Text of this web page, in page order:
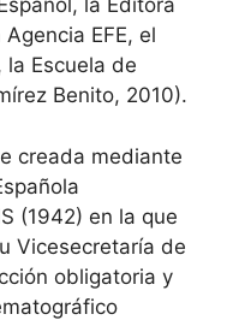
la Editora
EFE, el
Escuela de
Benito, 2010).
creada mediante
(1942) en la que
Vicesecretaría de
obligatoria y